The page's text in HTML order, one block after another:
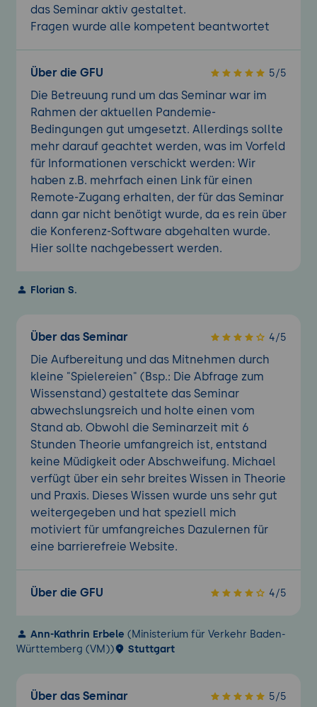
das Seminar aktiv gestaltet.
Fragen wurde alle kompetent beantwortet
Über die GFU 5/5
Die Betreuung rund um das Seminar war im
Rahmen der aktuellen Pandemie-
Bedingungen gut umgesetzt. Allerdings sollte
mehr darauf geachtet werden, was im Vorfeld
für Informationen verschickt werden: Wir
haben z.B. mehrfach einen Link für einen
Remote-Zugang erhalten, der für das Seminar
dann gar nicht benötigt wurde, da es rein über
die Konferenz-Software abgehalten wurde.
Hier sollte nachgebessert werden.
Florian S.
Über das Seminar 4/5
Die Aufbereitung und das Mitnehmen durch
kleine "Spielereien" (Bsp.: Die Abfrage zum
Wissenstand) gestaltete das Seminar
abwechslungsreich und holte einen vom
Stand ab. Obwohl die Seminarzeit mit 6
Stunden Theorie umfangreich ist, entstand
keine Müdigkeit oder Abschweifung. Michael
verfügt über ein sehr breites Wissen in Theorie
und Praxis. Dieses Wissen wurde uns sehr gut
weitergegeben und hat speziell mich
motiviert für umfangreiches Dazulernen für
eine barrierefreie Website.
Über die GFU 4/5
Ann-Kathrin Erbele (Ministerium für Verkehr Baden-
Württemberg (VM))
Stuttgart
Über das Seminar 5/5